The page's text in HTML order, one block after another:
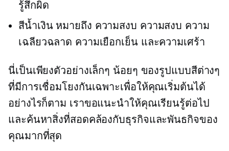
รู้สึกผิด
สีน้ำเงิน หมายถึง ความสงบ ความสงบ ความ
เฉลียวฉลาด ความเยือกเย็น และความเศร้า
นี่เป็นเพียงตัวอย่างเล็กๆ น้อยๆ ของรูปแบบสีต่างๆ
ที่มีการเชื่อมโยงกันเฉพาะเพื่อให้คุณเริ่มต้นได้
อย่างไรก็ตาม เราขอแนะนำให้คุณเรียนรู้ต่อไป
และค้นหาสิ่งที่สอดคล้องกับธุรกิจและพันธกิจของ
คุณมากที่สุด